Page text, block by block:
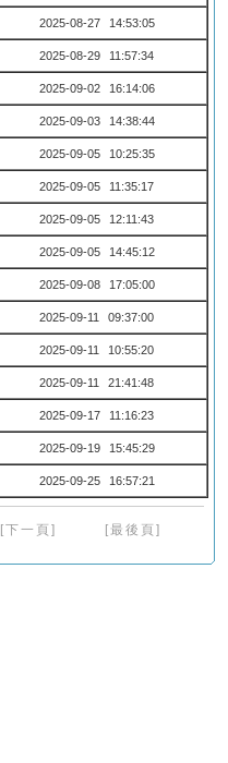
2025-08-27 14:53:05
2025-08-29 11:57:34
2025-09-02 16:14:06
2025-09-03 14:38:44
2025-09-05 10:25:35
2025-09-05 11:35:17
2025-09-05 12:11:43
2025-09-05 14:45:12
2025-09-08 17:05:00
2025-09-11 09:37:00
2025-09-11 10:55:20
2025-09-11 21:41:48
2025-09-17 11:16:23
2025-09-19 15:45:29
2025-09-25 16:57:21
[下一頁] [最後頁]